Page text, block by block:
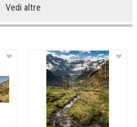
Vedi altre
❤ ❤